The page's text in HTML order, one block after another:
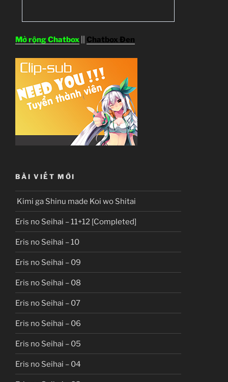
Mở rộng Chatbox Chatbox Đen
BÀI VIẾT MỚI
Kimi ga Shinu made Koi wo Shitai
Eris no Seihai – 11+12 [Completed]
Eris no Seihai – 10
Eris no Seihai – 09
Eris no Seihai – 08
Eris no Seihai – 07
Eris no Seihai – 06
Eris no Seihai – 05
Eris no Seihai – 04